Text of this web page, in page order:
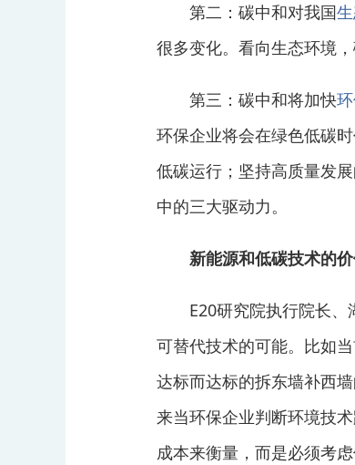
第二：碳中和对我国
很多变化。看向生态环境
第三：碳中和将加快
环保企业将会在绿色低碳
低碳运行；坚持高质量发
中的三大驱动力。
新能源和低碳技术的
E20研究院执行院长、湖
可替代技术的可能。比如
达标而达标的拆东墙补西
来当环保企业判断环境技
成本来衡量，而是必须考